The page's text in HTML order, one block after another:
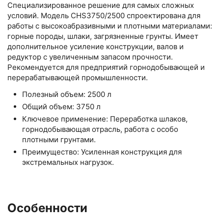
Специализированное решение для самых сложных
условий. Модель CHS3750/2500 спроектирована для
работы с высокоабразивными и плотными материалами:
горные породы, шлаки, загрязненные грунты. Имеет
дополнительное усиление конструкции, валов и
редуктор с увеличенным запасом прочности.
Рекомендуется для предприятий горнодобывающей и
перерабатывающей промышленности.
Полезный объем: 2500 л
Общий объем: 3750 л
Ключевое применение: Переработка шлаков,
горнодобывающая отрасль, работа с особо
плотными грунтами.
Преимущество: Усиленная конструкция для
экстремальных нагрузок.
Особенности